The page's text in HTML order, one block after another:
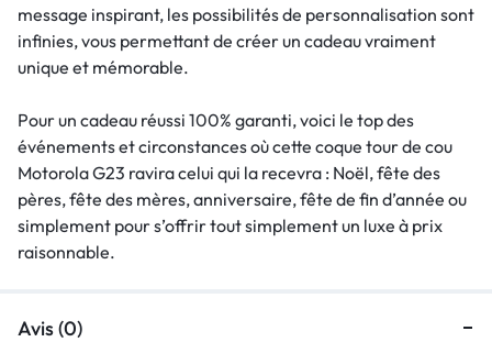
message inspirant, les possibilités de personnalisation sont
infinies, vous permettant de créer un cadeau vraiment
unique et mémorable.
Pour un cadeau réussi 100% garanti, voici le top des
événements et circonstances où cette coque tour de cou
Motorola G23 ravira celui qui la recevra : Noël, fête des
pères, fête des mères, anniversaire, fête de fin d’année ou
simplement pour s’offrir tout simplement un luxe à prix
raisonnable.
Avis (0)